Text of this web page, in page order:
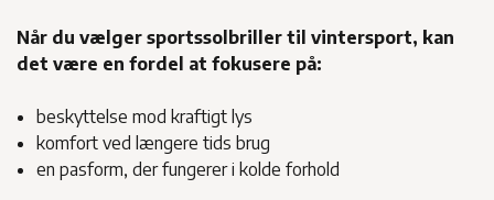
Når du vælger sportssolbriller til vintersport, kan
det være en fordel at fokusere på:
beskyttelse mod kraftigt lys
komfort ved længere tids brug
en pasform, der fungerer i kolde forhold